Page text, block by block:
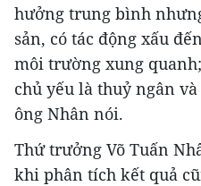
hưởng trung bình
sản, có tác động xấu
môi trường xung
chủ yếu là thuỷ ngân
ông Nhân nói.
Thứ trưởng Võ Tuấn
khi phân tích kết quả